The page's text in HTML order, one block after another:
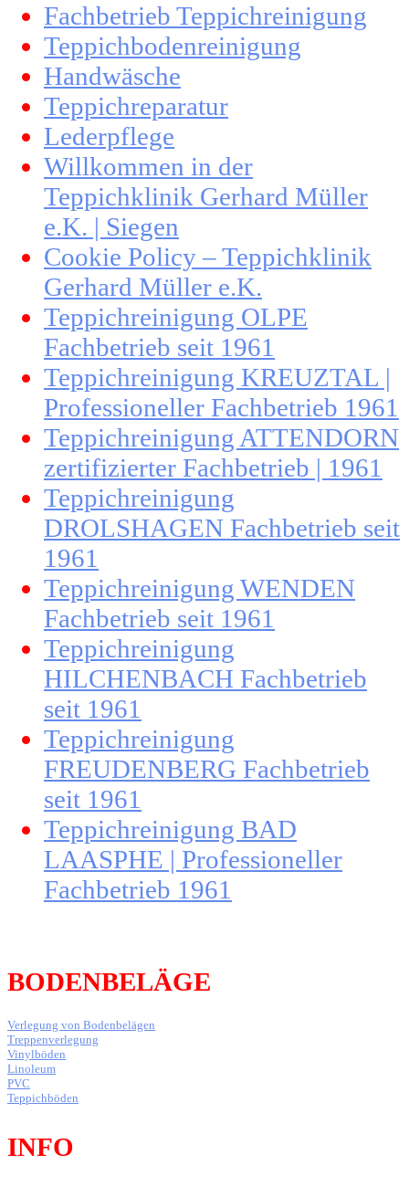
Fachbetrieb Teppichreinigung
Teppichbodenreinigung
Handwäsche
Teppichreparatur
Lederpflege
Willkommen in der
Teppichklinik Gerhard Müller
e.K. | Siegen
Cookie Policy – Teppichklinik
Gerhard Müller e.K.
Teppichreinigung OLPE
Fachbetrieb seit 1961
Teppichreinigung KREUZTAL |
Professioneller Fachbetrieb 1961
Teppichreinigung ATTENDORN
zertifizierter Fachbetrieb | 1961
Teppichreinigung
DROLSHAGEN Fachbetrieb seit
1961
Teppichreinigung WENDEN
Fachbetrieb seit 1961
Teppichreinigung
HILCHENBACH Fachbetrieb
seit 1961
Teppichreinigung
FREUDENBERG Fachbetrieb
seit 1961
Teppichreinigung BAD
LAASPHE | Professioneller
Fachbetrieb 1961
BODENBELÄGE
Verlegung von Bodenbelägen
Treppenverlegung
Vinylböden
Linoleum
PVC
Teppichböden
INFO